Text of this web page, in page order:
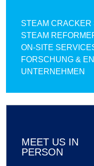
STEAM CRACKER
STEAM
ON-SITE
FORSCHUNG &
UNTERNEHMEN
MEET US IN
PERSON